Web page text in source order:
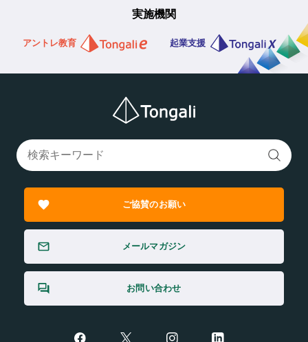
実施機関
アントレ教育 起業支援
ご協賛のお願い
メールマガジン
お問い合わせ